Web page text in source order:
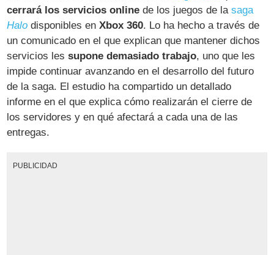
cerrará los servicios online de los juegos de lasaga
Halo disponibles enXbox 360. Lo ha hecho a través de
un comunicado en el que explican que mantener dichos
servicios lessupone demasiado trabajo, uno que les
impide continuar avanzando en el desarrollo del futuro
de la saga. El estudio ha compartido un detallado
informe en el que explica cómo realizarán el cierre de
los servidores y en qué afectará a cada una de las
entregas.
PUBLICIDAD